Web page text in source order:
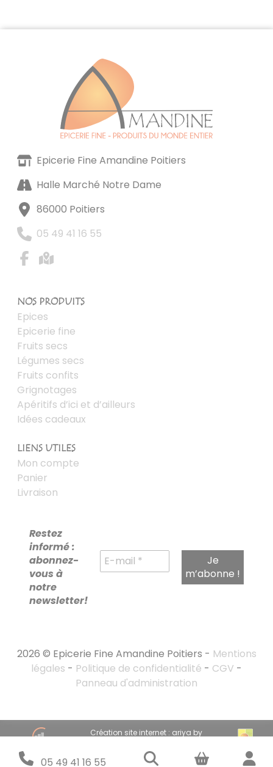
05 49 41 16 55
RECHERCHE
POUR :
Epicerie Fine Amandine Poitiers
Halle Marché Notre Dame
86000 Poitiers
05 49 41 16 55
NOS PRODUITS
Epices
Epicerie fine
Fruits secs
Légumes secs
Fruits confits
Grignotages
Apéritifs d’ici et d’ailleurs
Idées cadeaux
LIENS UTILES
Mon compte
Panier
Livraison
Restez
informé :
abonnez-
vous à
notre
newsletter!
2026 © Epicerie Fine Amandine Poitiers - Mentions
légales - Politique de confidentialité - CGV -
Panneau d'administration
Création site internet : ariya by
Stratégie marketing digital : emandarine